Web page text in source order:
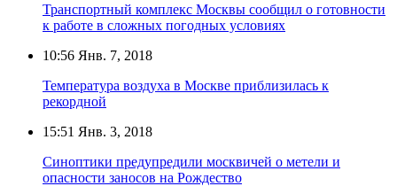
Транспортный комплекс Москвы сообщил о готовности
к работе в сложных погодных условиях
10:56 Янв. 7, 2018
Температура воздуха в Москве приблизилась к
рекордной
15:51 Янв. 3, 2018
Синоптики предупредили москвичей о метели и
опасности заносов на Рождество